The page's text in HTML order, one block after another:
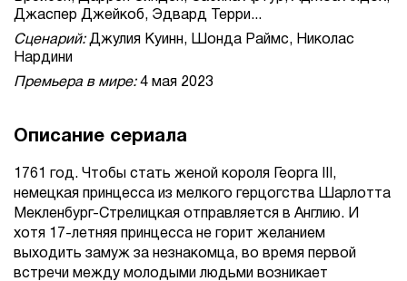
Джаспер Джейкоб, Эдвард Терри...
Сценарий:Джулия Куинн, Шонда Раймс, Николас
Нардини
Премьера в мире:4 мая 2023
Описание сериала
1761 год. Чтобы стать женой короля Георга III,
немецкая принцесса из мелкого герцогства Шарлотта
Мекленбург-Стрелицкая отправляется в Англию. И
хотя 17-летняя принцесса не горит желанием
выходить замуж за незнакомца, во время первой
встречи между молодыми людьми возникает